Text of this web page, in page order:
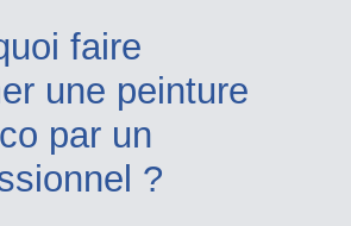
faire
une peinture
par un
?